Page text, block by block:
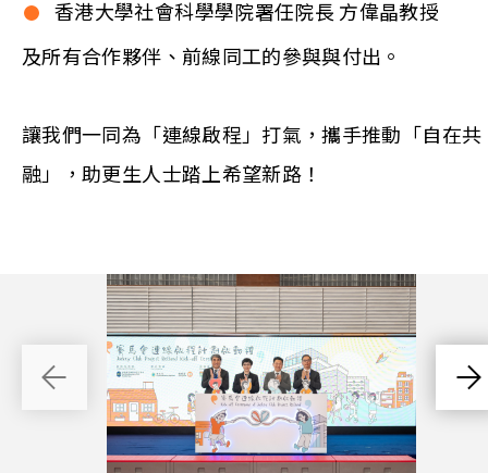
香港大學社會科學學院署任院長 方偉晶教授
及所有合作夥伴、前線同工的參與與付出。
讓我們一同為「連線啟程」打氣，攜手推動「自在共
融」，助更生人士踏上希望新路！